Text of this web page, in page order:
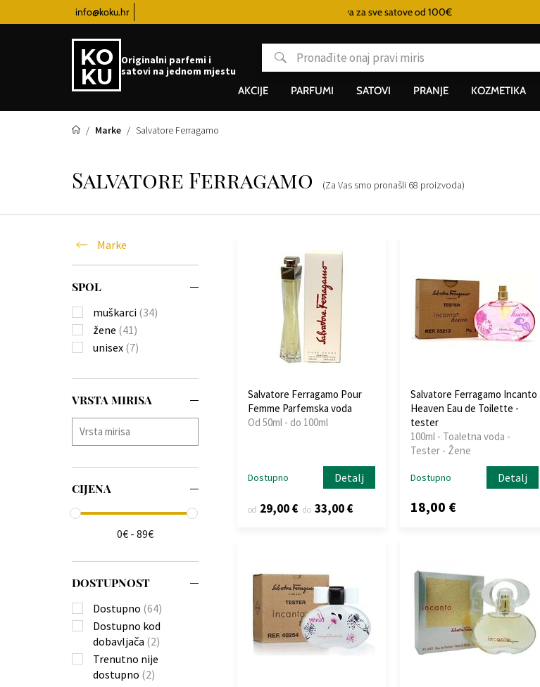
info@koku.hr Sustav vjernosti
Originalni parfemi i
satovi na jednom mjestu
AKCIJE PARFUMI SATOVI PRANJE KOZMETIKA
Marke Salvatore Ferragamo
Salvatore Ferragamo (Za Vas smo pronašli 68 proizvoda)
Marke
SPOL
muškarci (34)
žene (41)
unisex (7)
VRSTA MIRISA
CIJENA
0€ - 89€
DOSTUPNOST
Dostupno (64)
Dostupno kod
dobavljača (2)
Trenutno nije
dostupno (2)
Salvatore Ferragamo Pour
Femme Parfemska voda
Od 50ml - do 100ml
Dostupno Detalj
od 29,00 € do 33,00 €
Salvatore Ferragamo Incanto
Heaven Eau de Toilette -
tester
100ml - Toaletna voda -
Tester - Žene
Dostupno Detalj
18,00 €